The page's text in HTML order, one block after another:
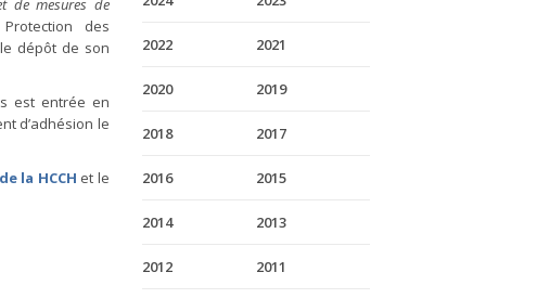
de mesures de
des
dépôt de son
est entrée en
d’adhésion le
la HCCH et le
2022 2021
2020 2019
2018 2017
2016 2015
2014 2013
2012 2011